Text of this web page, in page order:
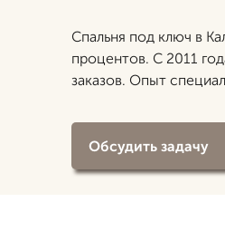
Спальня под ключ в
процентов. С 2011
заказов. Опыт
Обсудить задачу